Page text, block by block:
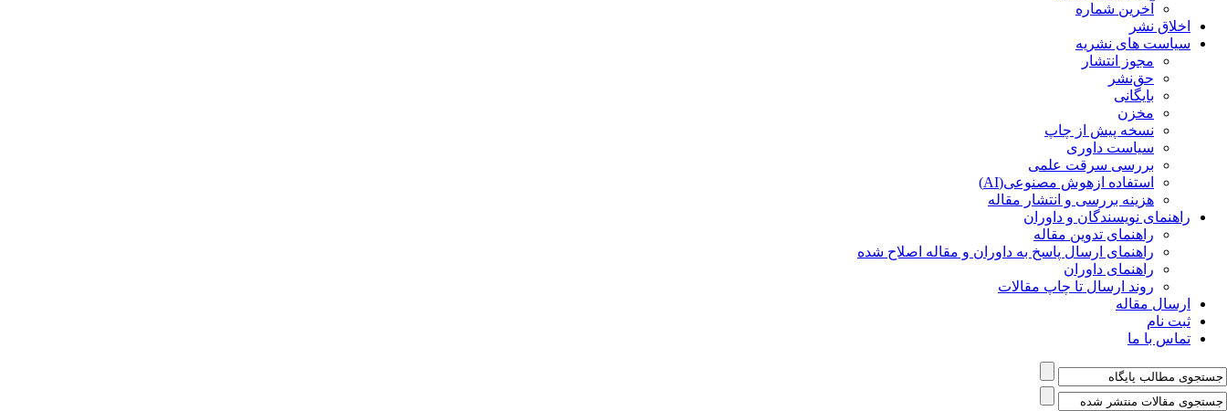
آخرین شماره
اخلاق نشر
سیاست های نشریه
مجوز انتشار
حق‌نشر
بایگانی
مخزن
نسخه پیش از چاپ
سیاست داوری
بررسی سرقت علمی
استفاده ازهوش مصنوعی(AI)
هزینه بررسی و انتشار مقاله
راهنمای نویسندگان و داوران
راهنمای تدوین مقاله
راهنمای ارسال پاسخ به داوران و مقاله اصلاح شده
راهنمای داوران
روند ارسال تا چاپ مقالات
ارسال مقاله
ثبت نام
تماس با ما